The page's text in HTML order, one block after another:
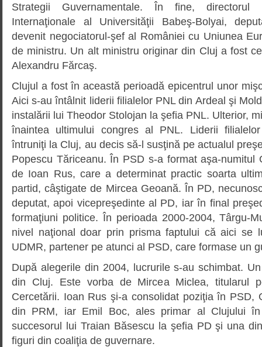
Strategii Guvernamentale. În fine, directorul
Internaţionale al Universităţii Babeş-Bolyai,
devenit negociatorul-şef al României cu Uniunea
de ministru. Un alt ministru originar din Cluj a fost
Alexandru Fărcaş.
Clujul a fost în această perioadă epicentrul unor
Aici s-au întâlnit liderii filialelor PNL din Ardeal şi
instalării lui Theodor Stolojan la şefia PNL. Ulterior,
înaintea ultimului congres al PNL. Liderii
întruniţi la Cluj, au decis să-l susţină pe actualul
Popescu Tăriceanu. În PSD s-a format aşa-numitul
de Ioan Rus, care a determinat practic soarta
partid, câştigate de Mircea Geoană. În PD,
deputat, apoi vicepreşedinte al PD, iar în final
formaţiuni politice. În perioada 2000-2004, Târgu-
nivel naţional doar prin prisma faptului că aici se
UDMR, partener pe atunci al PSD, care formase un
După alegerile din 2004, lucrurile s-au schimbat.
din Cluj. Este vorba de Mircea Miclea, titularul
Cercetării. Ioan Rus şi-a consolidat poziţia în PSD,
din PRM, iar Emil Boc, ales primar al Clujului
succesorul lui Traian Băsescu la şefia PD şi una
figuri din coaliţia de guvernare.